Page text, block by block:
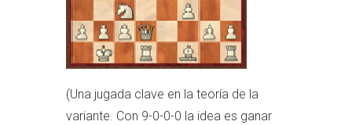
(Una jugada clave en la teoría de la
variante. Con 9-0-0-0 la idea es ganar